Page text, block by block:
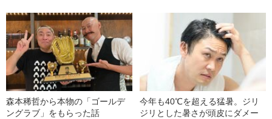
森本稀哲から本物の「ゴールデ
ングラブ」をもらった話
今年も40℃を超える猛暑。ジリ
ジリとした暑さが頭皮にダメー